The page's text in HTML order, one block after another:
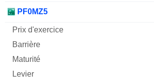
PF0MZ5